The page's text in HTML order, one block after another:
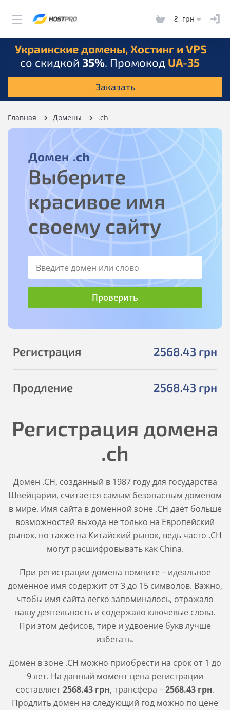
₴, грн
Украинские домены, Хостинг и VPS
со скидкой 35%. Промокод UA-35
Заказать
Главная Домены .ch
Домен .ch
Выберите
красивое имя
своему сайту
2568.43 грн
Регистрация
2568.43 грн
Продление
Регистрация домена
.ch
Домен .CH, созданный в 1987 году для государства
Швейцарии, считается самым безопасным доменом
в мире. Имя сайта в доменной зоне .СH дает больше
возможностей выхода не только на Европейский
рынок, но также на Китайский рынок, ведь часто .СH
могут расшифровывать как China.
При регистрации домена помните – идеальное
доменное имя содержит от 3 до 15 символов. Важно,
чтобы имя сайта легко запоминалось, отражало
вашу деятельность и содержало ключевые слова.
При этом дефисов, тире и удвоение букв лучше
избегать.
Домен в зоне .CH можно приобрести на срок от 1 до
9 лет. На данный момент цена регистрации
составляет2568.43грн, трансфера –2568.43грн.
Продлить домен на следующий год можно по цене